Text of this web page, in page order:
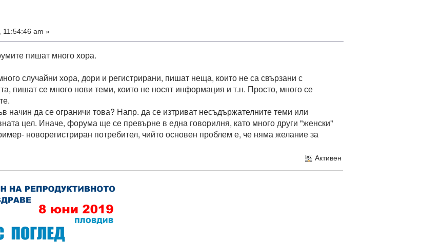
11:54:46 am »
пишат много хора.
случайни хора, дори и регистрирани, пишат неща, които не са свързани с
пишат се много нови теми, които не носят информация и т.н. Просто, много се
начин да се ограничи това? Напр. да се изтриват несъдържателните теми или
цел. Иначе, форума ще се превърне в една говорилня, като много други "женски"
новорегистриран потребител, чийто основен проблем е, че няма желание за
Активен